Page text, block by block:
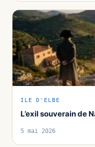
ILE D'ELBE
L’exil souverain de
5 mai 2026